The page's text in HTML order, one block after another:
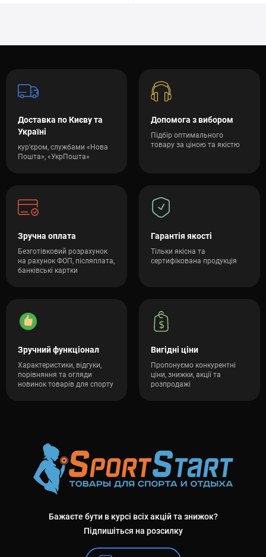
Доставка по Києву та
Україні
кур'єром, службами «Нова
Пошта», «УкрПошта»
Допомога з вибором
Підбір оптимального
товару за ціною та якістю
Зручна оплата
Безготівковий розрахунок
на рахунок ФОП, післяплата,
банківські картки
Гарантія якості
Тільки якісна та
сертифікована продукція
Зручний функціонал
Характеристики, відгуки,
порівняння та огляди
новинок товарів для спорту
Вигідні ціни
Пропонуємо конкурентні
ціни, знижки, акції та
розпродажі
Бажаєте бути в курсі всіх акцій та знижок?
Підпишіться на розсилку